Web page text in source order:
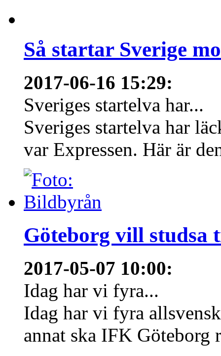
Så startar Sverige
2017-06-16 15:29:
Sveriges startelva har...
Sveriges startelva har
var Expressen. Här är
Göteborg vill studsa
2017-05-07 10:00:
Idag har vi fyra...
Idag har vi fyra
annat ska IFK Göteborg